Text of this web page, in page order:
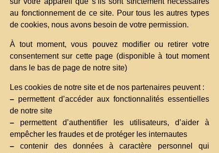
au fonctionnement de ce site. Pour tous les autres types
de cookies, nous avons besoin de votre permission.
À tout moment, vous pouvez modifier ou retirer votre
consentement sur cette page (disponible à tout moment
dans le bas de page de notre site)
Les cookies de notre site et de nos partenaires peuvent :
– permettent d’accéder aux fonctionnalités essentielles
de notre site
– permettent d’authentifier les utilisateurs, d’aider à
empêcher les fraudes et de protéger les internautes
– contenir des données à caractère personnel qui